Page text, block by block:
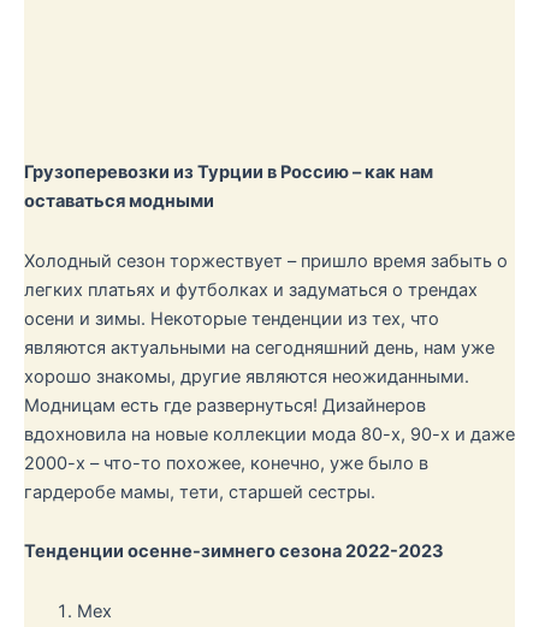
Грузоперевозки из Турции в Россию – как нам
оставаться модными
Холодный сезон торжествует – пришло время забыть о
легких платьях и футболках и задуматься о трендах
осени и зимы. Некоторые тенденции из тех, что
являются актуальными на сегодняшний день, нам уже
хорошо знакомы, другие являются неожиданными.
Модницам есть где развернуться! Дизайнеров
вдохновила на новые коллекции мода 80-х, 90-х и даже
2000-х – что-то похожее, конечно, уже было в
гардеробе мамы, тети, старшей сестры.
Тенденции осенне-зимнего сезона 2022-2023
Мех